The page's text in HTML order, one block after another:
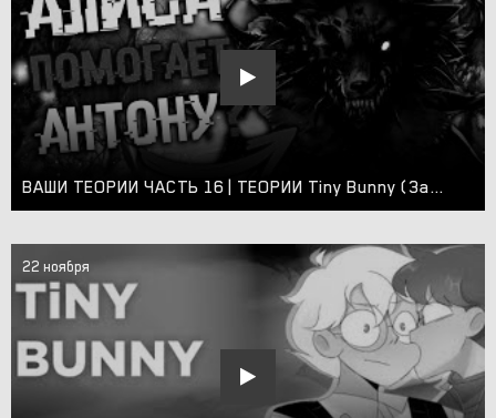
ВАШИ ТЕОРИИ ЧАСТЬ 16 | ТЕОРИИ Tiny Bunny (Зайчик) | (Как спасти Катю?, Алиса помогает?, Кто маньяк?)
22 ноября